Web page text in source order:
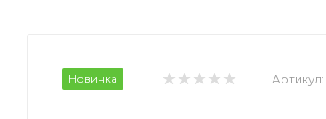
Новинка Артикул: